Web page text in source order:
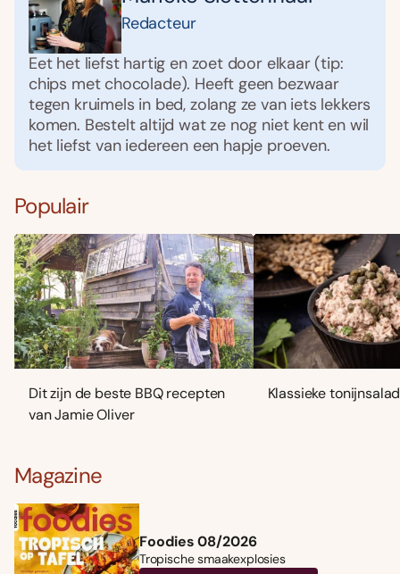
Redacteur
Eet het liefst hartig en zoet door elkaar (tip:
chips met chocolade). Heeft geen bezwaar
tegen kruimels in bed, zolang ze van iets lekkers
komen. Bestelt altijd wat ze nog niet kent en wil
het liefst van iedereen een hapje proeven.
Populair
Dit zijn de beste BBQ recepten
van Jamie Oliver
Klassieke
Magazine
Foodies 08/2026
Tropische smaakexplosies